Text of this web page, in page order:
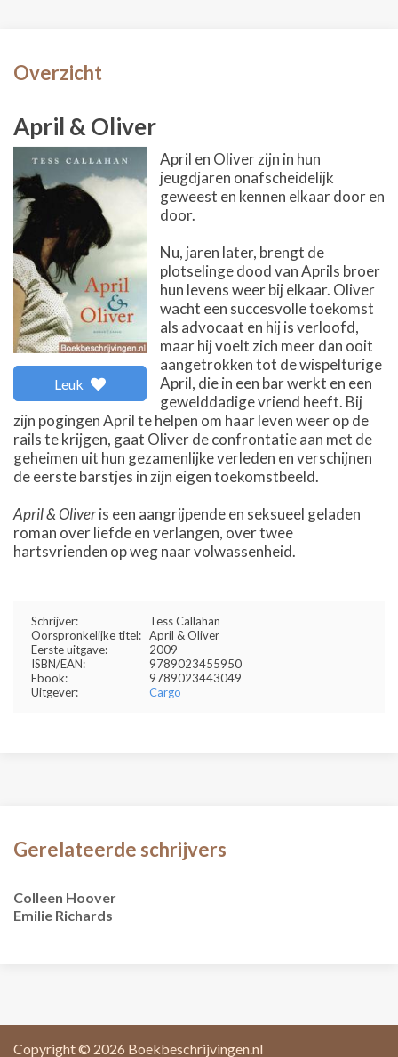
Overzicht
April & Oliver
Leuk
April en Oliver zijn in hun
jeugdjaren onafscheidelijk
geweest en kennen elkaar door en
door.
Nu, jaren later, brengt de
plotselinge dood van Aprils broer
hun levens weer bij elkaar. Oliver
wacht een succesvolle toekomst
als advocaat en hij is verloofd,
maar hij voelt zich meer dan ooit
aangetrokken tot de wispelturige
April, die in een bar werkt en een
gewelddadige vriend heeft. Bij
zijn pogingen April te helpen om haar leven weer op de
rails te krijgen, gaat Oliver de confrontatie aan met de
geheimen uit hun gezamenlijke verleden en verschijnen
de eerste barstjes in zijn eigen toekomstbeeld.
April & Oliveris een aangrijpende en seksueel geladen
roman over liefde en verlangen, over twee
hartsvrienden op weg naar volwassenheid.
Schrijver:
Tess Callahan
Oorspronkelijke titel: April & Oliver
Eerste uitgave:
2009
ISBN/EAN:
9789023455950
Ebook:
9789023443049
Uitgever:
Cargo
Gerelateerde schrijvers
Colleen Hoover
Emilie Richards
Copyright © 2026 Boekbeschrijvingen.nl